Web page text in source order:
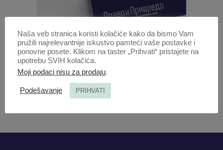
PRAVO I PRIVREDA 2025 | VOL 63 | 3
Naša veb stranica koristi kolačiće kako da bismo Vam
pružili najrelevantnije iskustvo pamteći vaše postavke i
ponovne posete. Klikom na taster „Prihvati“ pristajete na
upotrebu SVIH kolačića.
Moji podaci nisu za prodaju.
Podešavanje PRIHVATI